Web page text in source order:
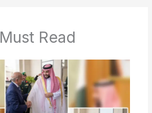
Must Read